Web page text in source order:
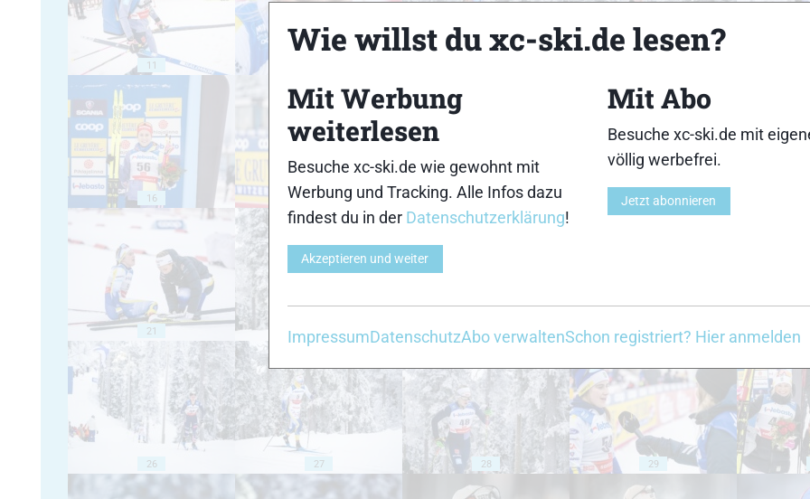
11
16 17 18 19
21 24
26 27 28 29
Wie willst du xc-ski.de lesen?
Mit Werbung
weiterlesen
Besuche xc-ski.de wie gewohnt mit
Werbung und Tracking. Alle Infos dazu
findest du in der Datenschutzerklärung!
Akzeptieren und weiter
Mit Abo
Besuche xc-ski.de mit
völlig werbefrei.
Jetzt abonnieren
ImpressumDatenschutzAbo verwaltenSchon registriert? Hier anmelden